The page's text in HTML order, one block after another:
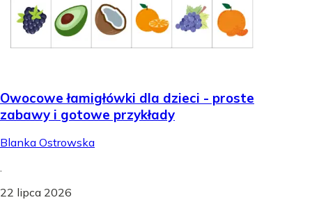
Owocowe łamigłówki dla dzieci - proste
zabawy i gotowe przykłady
Blanka Ostrowska
.
22 lipca 2026